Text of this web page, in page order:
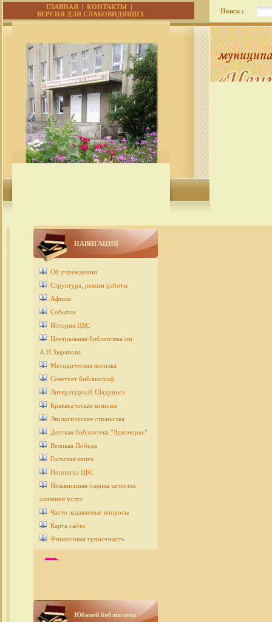
ГЛАВНАЯ |КОНТАКТЫ |
ВЕРСИЯ ДЛЯ СЛАБОВИДЯЩИХ
Поиск :
НАВИГАЦИЯ
Об учреждении
Структура, режим работы
Афиша
События
История ЦБС
Центральная библиотека им.
А.Н.Зырянова
Методическая копилка
Советует библиограф
Литературный Шадринск
Краеведческая копилка
Экологическая страничка
Детcкая библиотека "Лукоморье"
Великая Победа
Гостевая книга
Подписка ЦБС
Независимая оценка качества
оказания услуг
Часто задаваемые вопросы
Карта сайта
Финансовая грамотность
Юбилей библиотеки